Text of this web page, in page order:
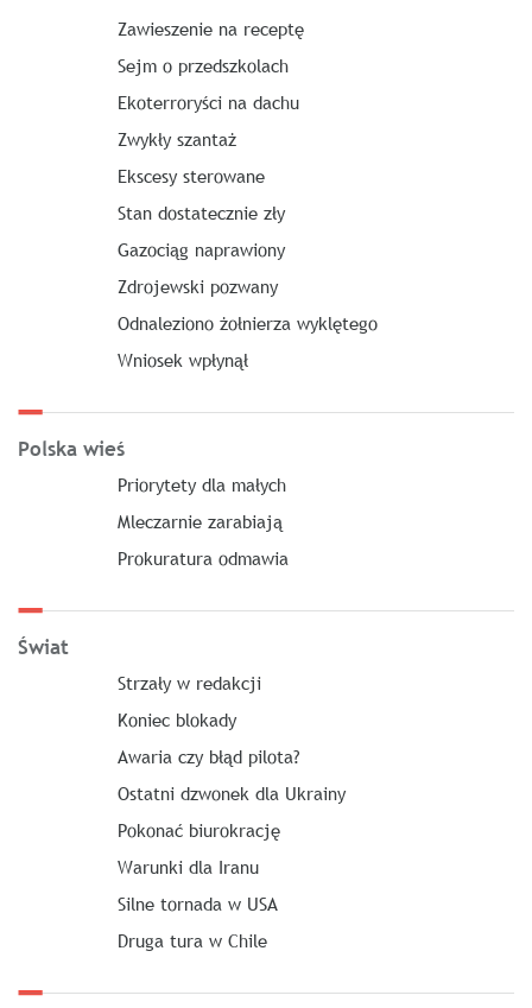
Zawieszenie na receptę
Sejm o przedszkolach
Ekoterroryści na dachu
Zwykły szantaż
Ekscesy sterowane
Stan dostatecznie zły
Gazociąg naprawiony
Zdrojewski pozwany
Odnaleziono żołnierza wyklętego
Wniosek wpłynął
Polska wieś
Priorytety dla małych
Mleczarnie zarabiają
Prokuratura odmawia
Świat
Strzały w redakcji
Koniec blokady
Awaria czy błąd pilota?
Ostatni dzwonek dla Ukrainy
Pokonać biurokrację
Warunki dla Iranu
Silne tornada w USA
Druga tura w Chile